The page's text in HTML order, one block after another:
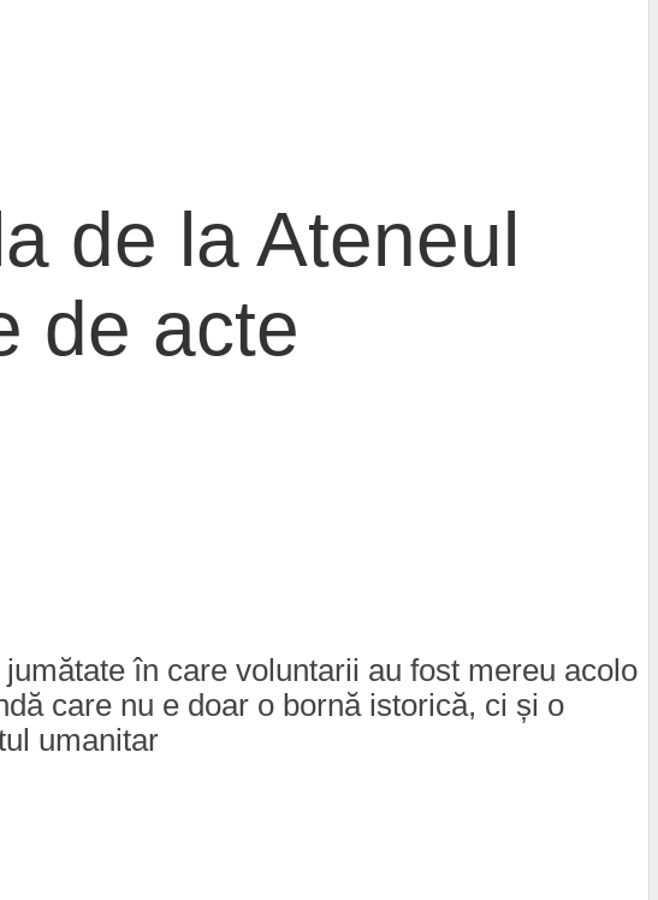
de la Ateneul
de acte
în care voluntarii au fost mereu acolo
care nu e doar o bornă istorică, ci și o
umanitar